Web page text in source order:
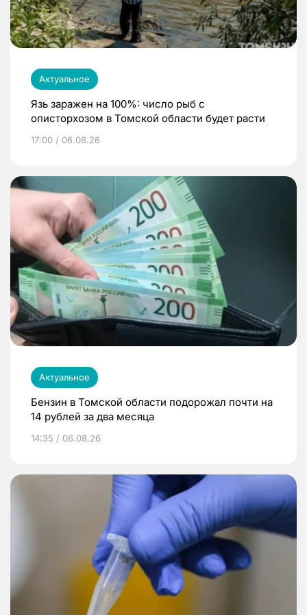
Актуальное
Язь заражен на 100%: число рыб с
описторхозом в Томской области будет расти
17:00 / 06.08.26
Актуальное
Бензин в Томской области подорожал почти на
14 рублей за два месяца
14:35 / 06.08.26